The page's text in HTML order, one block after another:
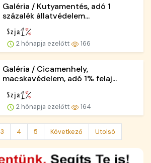
Galéria / Kutyamentés, adó 1
százalék állatvédelem...
2 hónapja ezelőtt 166
Galéria / Cicamenhely,
macskavédelem, adó 1% felaj...
2 hónapja ezelőtt 164
3 4 5 Következő Utolsó